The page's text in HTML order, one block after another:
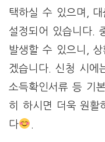
택하실 수 있으며,
설정되어 있습니다.
발생할 수 있으니,
겠습니다. 신청 시에
소득확인서류 등 기
히 하시면 더욱 원활
다